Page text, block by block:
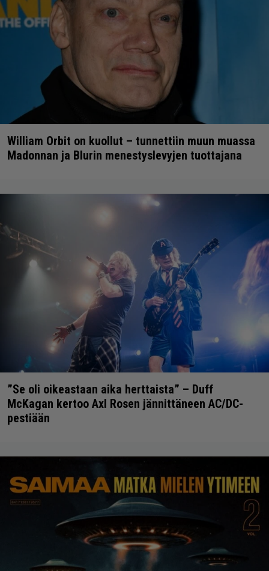
William Orbit on kuollut – tunnettiin muun muassa
Madonnan ja Blurin menestyslevyjen tuottajana
”Se oli oikeastaan aika herttaista” – Duff
McKagan kertoo Axl Rosen jännittäneen AC/DC-
pestiään